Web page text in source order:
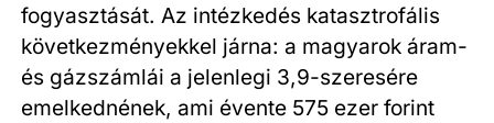
fogyasztását. Az intézkedés katasztrofális
következményekkel járna: a magyarok áram-
és gázszámlái a jelenlegi 3,9-szeresére
emelkednének, ami évente 575 ezer forint